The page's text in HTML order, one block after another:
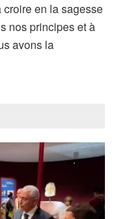
en la sagesse
nos principes et à
avons la